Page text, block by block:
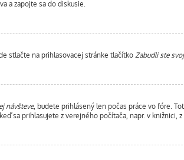
a zapojte sa do diskusie.
stlačte na prihlasovacej stránke tlačítko Zabudli ste
návšteve, budete prihlásený len počas práce vo fóre.
sa prihlasujete z verejného počítača, napr. v knižnici,